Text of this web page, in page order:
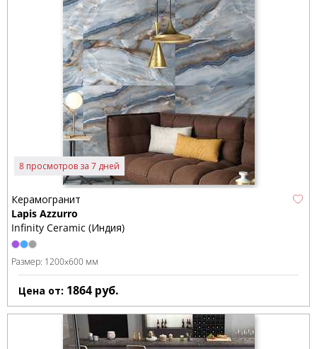
8 просмотров за 7 дней
Керамогранит
Lapis Azzurro
Infinity Ceramic (Индия)
Размер: 1200x600 мм
Цена от: 1864 руб.